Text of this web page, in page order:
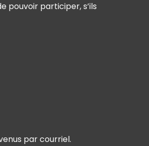
pouvoir participer, s’ils
par courriel.